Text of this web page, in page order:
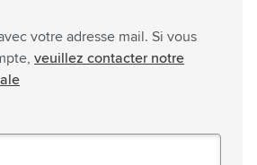
votre adresse mail. Si vous
veuillez contacter notre